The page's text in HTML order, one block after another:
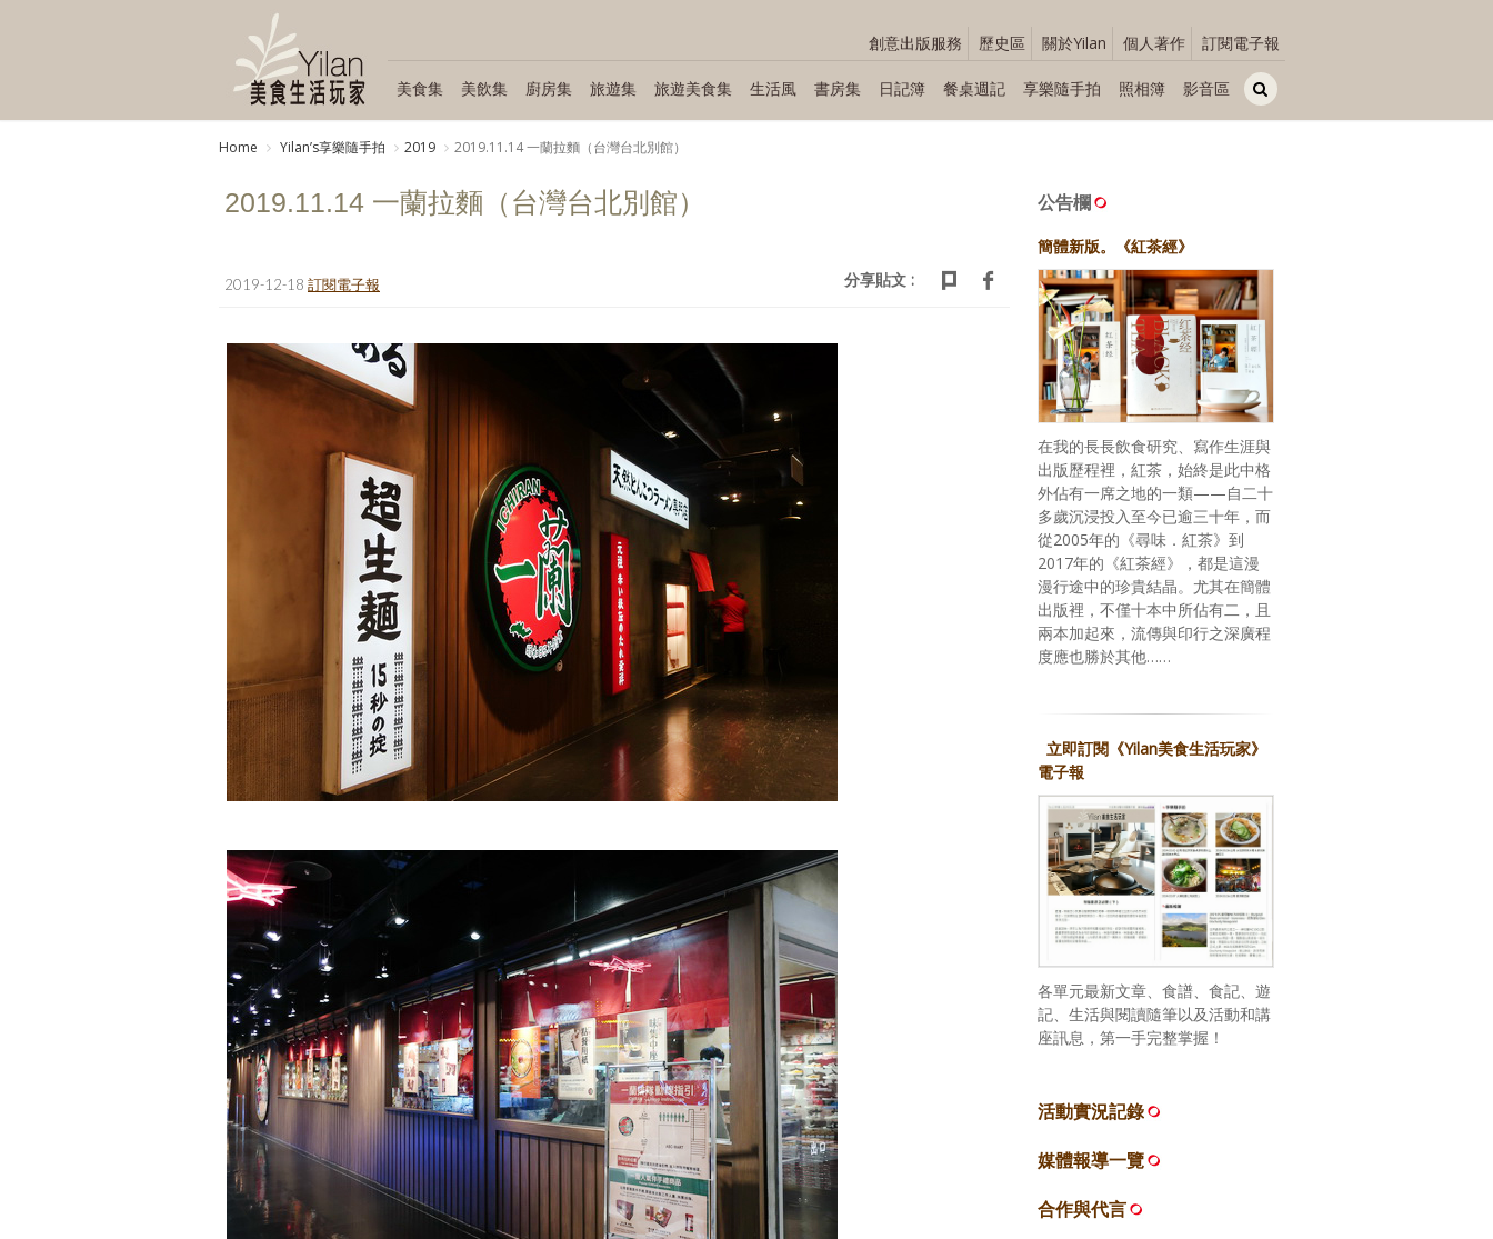
創意出版服務 歷史區 關於Yilan 個人著作 訂閱電子報
美食集 美飲集 廚房集 旅遊集 旅遊美食集 生活風 書房集 日記簿 餐桌週記 享樂隨手拍 照相簿 影音區
Home Yilanʼs享樂隨手拍 2019 2019.11.14 一蘭拉麵（台灣台北別館）
2019.11.14 一蘭拉麵（台灣台北別館）
2019-12-18 訂閱電子報 分享貼文 :
公告欄
簡體新版。《紅茶經》
在我的長長飲食研究、寫作生涯與
出版歷程裡，紅茶，始終是此中格
外佔有一席之地的一類——自二十
多歲沉浸投入至今已逾三十年，而
從2005年的《尋味．紅茶》到
2017年的《紅茶經》，都是這漫
漫行途中的珍貴結晶。尤其在簡體
出版裡，不僅十本中所佔有二，且
兩本加起來，流傳與印行之深廣程
度應也勝於其他……
立即訂閱《Yilan美食生活玩家》
電子報
各單元最新文章、食譜、食記、遊
記、生活與閱讀隨筆以及活動和講
座訊息，第一手完整掌握！
活動實況記錄
媒體報導一覽
合作與代言